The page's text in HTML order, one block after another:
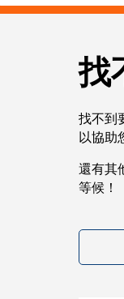
找
找不到
以協助
還有其
等候！